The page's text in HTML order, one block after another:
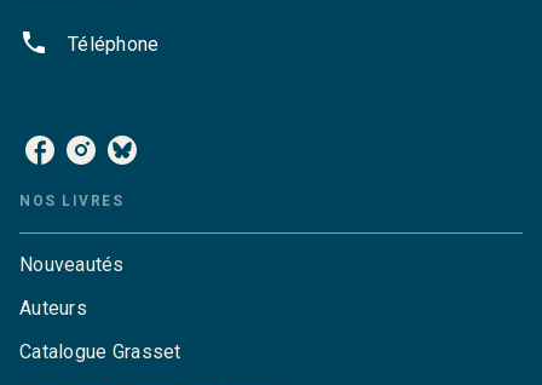
phone Téléphone
NOS LIVRES
Nouveautés
Auteurs
Catalogue Grasset